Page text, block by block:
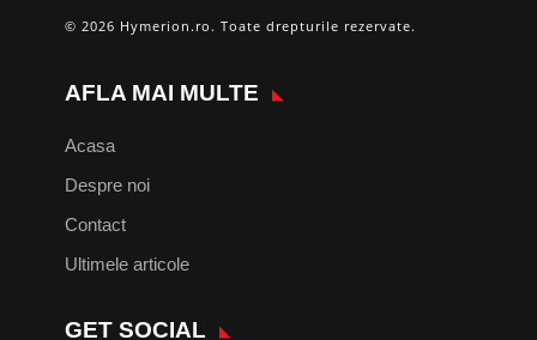
© 2026 Hymerion.ro. Toate drepturile rezervate.
AFLA MAI MULTE
Acasa
Despre noi
Contact
Ultimele articole
GET SOCIAL